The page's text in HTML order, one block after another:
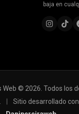
baja en
Web © 2026. Todos los
Sitio desarrollado con